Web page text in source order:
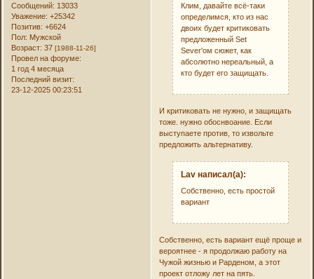
Сообщений: 13033
Уважение: +25342
Позитив: +6624
Пол: Мужской
Возраст: 37[1988-11-26]
Провел на форуме:
1 год 4 месяца
Последний визит:
23-12-2025 00:23:51
Клим, давайте всё-таки
определимся, кто из нас
двоих будет критиковать
предложенный Set
Sever'ом сюжет, как
абсолютно нереальный, а
кто будет его защищать.
И критиковать не нужно, и защищать
тоже. нужно обоснвоание. Если
выступаете против, то извольте
предложить альтернативу.
Lav написал(а):
Собственно, есть простой
вариант
Собственно, есть вариант ещё проще и
вероятнее - я продолжаю работу на
Чужой жизнью и Рарденом, а этот
проект отложу лет на пять.